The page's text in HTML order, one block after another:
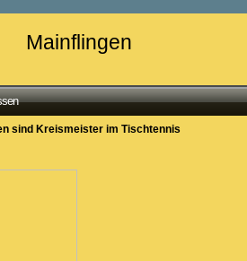
Mainflingen
sind Kreismeister im Tischtennis